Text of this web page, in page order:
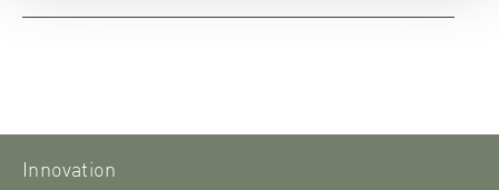
Innovation